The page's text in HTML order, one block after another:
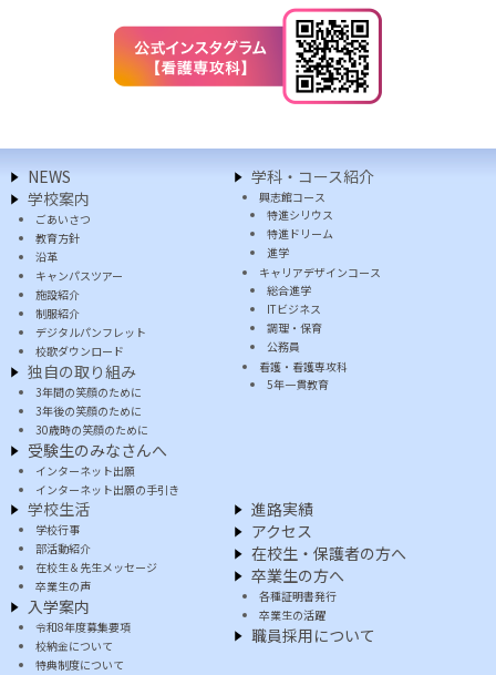
NEWS
学校案内
ごあいさつ
教育方針
沿革
キャンパスツアー
施設紹介
制服紹介
デジタルパンフレット
校歌ダウンロード
独自の取り組み
3年間の笑顔のために
3年後の笑顔のために
30歳時の笑顔のために
受験生のみなさんへ
インターネット出願
インターネット出願の手引き
学科・コース紹介
興志館コース
特進シリウス
特進ドリーム
進学
キャリアデザインコース
総合進学
ITビジネス
調理・保育
公務員
看護・看護専攻科
5年一貫教育
学校生活
学校行事
部活動紹介
在校生＆先生メッセージ
卒業生の声
入学案内
令和8年度募集要項
校納金について
特典制度について
進路実績
アクセス
在校生・保護者の方へ
卒業生の方へ
各種証明書発行
卒業生の活躍
職員採用について